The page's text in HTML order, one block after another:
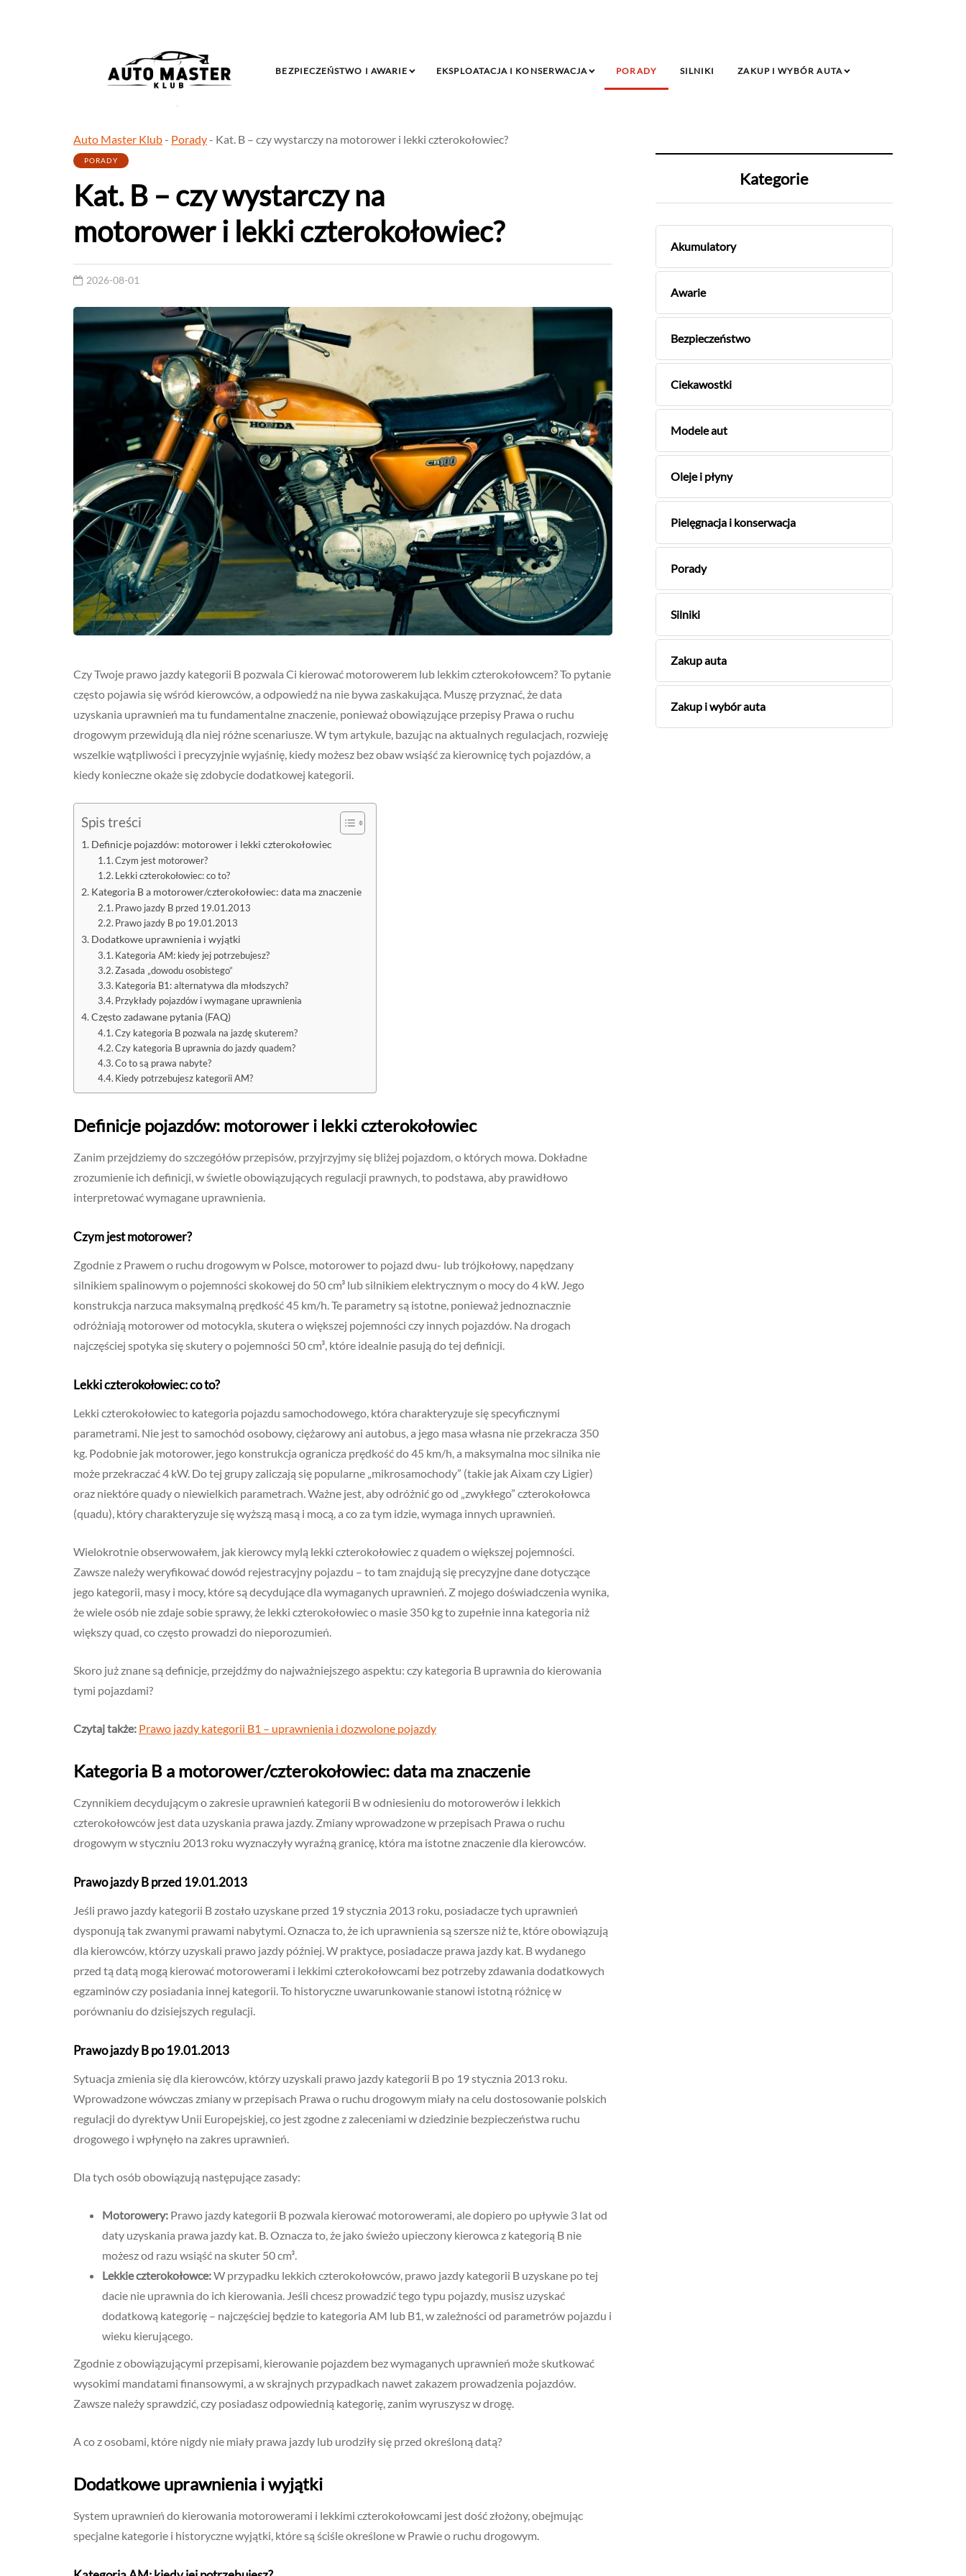
BEZPIECZEŃSTWO I AWARIE EKSPLOATACJA I KONSERWACJA PORADY SILNIKI ZAKUP I WYBÓR AUTA
Auto Master Klub- Porady- Kat. B – czy wystarczy na motorower i lekki czterokołowiec?
PORADY
Kat. B – czy wystarczy na
motorower i lekki czterokołowiec?
2026-08-01
Czy Twoje prawo jazdy kategorii B pozwala Ci kierować motorowerem lub lekkim czterokołowcem? To pytanie
często pojawia się wśród kierowców, a odpowiedź na nie bywa zaskakująca. Muszę przyznać, że data
uzyskania uprawnień ma tu fundamentalne znaczenie, ponieważ obowiązujące przepisy Prawa o ruchu
drogowym przewidują dla niej różne scenariusze. W tym artykule, bazując na aktualnych regulacjach, rozwieję
wszelkie wątpliwości i precyzyjnie wyjaśnię, kiedy możesz bez obaw wsiąść za kierownicę tych pojazdów, a
kiedy konieczne okaże się zdobycie dodatkowej kategorii.
Spis treści
Definicje pojazdów: motorower i lekki czterokołowiec
Czym jest motorower?
Lekki czterokołowiec: co to?
Kategoria B a motorower/czterokołowiec: data ma znaczenie
Prawo jazdy B przed 19.01.2013
Prawo jazdy B po 19.01.2013
Dodatkowe uprawnienia i wyjątki
Kategoria AM: kiedy jej potrzebujesz?
Zasada „dowodu osobistego”
Kategoria B1: alternatywa dla młodszych?
Przykłady pojazdów i wymagane uprawnienia
Często zadawane pytania (FAQ)
Czy kategoria B pozwala na jazdę skuterem?
Czy kategoria B uprawnia do jazdy quadem?
Co to są prawa nabyte?
Kiedy potrzebujesz kategorii AM?
Definicje pojazdów: motorower i lekki czterokołowiec
Zanim przejdziemy do szczegółów przepisów, przyjrzyjmy się bliżej pojazdom, o których mowa. Dokładne
zrozumienie ich definicji, w świetle obowiązujących regulacji prawnych, to podstawa, aby prawidłowo
interpretować wymagane uprawnienia.
Czym jest motorower?
Zgodnie z Prawem o ruchu drogowym w Polsce, motorower to pojazd dwu- lub trójkołowy, napędzany
silnikiem spalinowym o pojemności skokowej do 50 cm³ lub silnikiem elektrycznym o mocy do 4 kW. Jego
konstrukcja narzuca maksymalną prędkość 45 km/h. Te parametry są istotne, ponieważ jednoznacznie
odróżniają motorower od motocykla, skutera o większej pojemności czy innych pojazdów. Na drogach
najczęściej spotyka się skutery o pojemności 50 cm³, które idealnie pasują do tej definicji.
Lekki czterokołowiec: co to?
Lekki czterokołowiec to kategoria pojazdu samochodowego, która charakteryzuje się specyficznymi
parametrami. Nie jest to samochód osobowy, ciężarowy ani autobus, a jego masa własna nie przekracza 350
kg. Podobnie jak motorower, jego konstrukcja ogranicza prędkość do 45 km/h, a maksymalna moc silnika nie
może przekraczać 4 kW. Do tej grupy zaliczają się popularne „mikrosamochody” (takie jak Aixam czy Ligier)
oraz niektóre quady o niewielkich parametrach. Ważne jest, aby odróżnić go od „zwykłego” czterokołowca
(quadu), który charakteryzuje się wyższą masą i mocą, a co za tym idzie, wymaga innych uprawnień.
Wielokrotnie obserwowałem, jak kierowcy mylą lekki czterokołowiec z quadem o większej pojemności.
Zawsze należy weryfikować dowód rejestracyjny pojazdu – to tam znajdują się precyzyjne dane dotyczące
jego kategorii, masy i mocy, które są decydujące dla wymaganych uprawnień. Z mojego doświadczenia wynika,
że wiele osób nie zdaje sobie sprawy, że lekki czterokołowiec o masie 350 kg to zupełnie inna kategoria niż
większy quad, co często prowadzi do nieporozumień.
Skoro już znane są definicje, przejdźmy do najważniejszego aspektu: czy kategoria B uprawnia do kierowania
tymi pojazdami?
Czytaj także: Prawo jazdy kategorii B1 – uprawnienia i dozwolone pojazdy
Kategoria B a motorower/czterokołowiec: data ma znaczenie
Czynnikiem decydującym o zakresie uprawnień kategorii B w odniesieniu do motorowerów i lekkich
czterokołowców jest data uzyskania prawa jazdy. Zmiany wprowadzone w przepisach Prawa o ruchu
drogowym w styczniu 2013 roku wyznaczyły wyraźną granicę, która ma istotne znaczenie dla kierowców.
Prawo jazdy B przed 19.01.2013
Jeśli prawo jazdy kategorii B zostało uzyskane przed 19 stycznia 2013 roku, posiadacze tych uprawnień
dysponują tak zwanymi prawami nabytymi. Oznacza to, że ich uprawnienia są szersze niż te, które obowiązują
dla kierowców, którzy uzyskali prawo jazdy później. W praktyce, posiadacze prawa jazdy kat. B wydanego
przed tą datą mogą kierować motorowerami i lekkimi czterokołowcami bez potrzeby zdawania dodatkowych
egzaminów czy posiadania innej kategorii. To historyczne uwarunkowanie stanowi istotną różnicę w
porównaniu do dzisiejszych regulacji.
Prawo jazdy B po 19.01.2013
Sytuacja zmienia się dla kierowców, którzy uzyskali prawo jazdy kategorii B po 19 stycznia 2013 roku.
Wprowadzone wówczas zmiany w przepisach Prawa o ruchu drogowym miały na celu dostosowanie polskich
regulacji do dyrektyw Unii Europejskiej, co jest zgodne z zaleceniami w dziedzinie bezpieczeństwa ruchu
drogowego i wpłynęło na zakres uprawnień.
Dla tych osób obowiązują następujące zasady:
Motorowery: Prawo jazdy kategorii B pozwala kierować motorowerami, ale dopiero po upływie 3 lat od
daty uzyskania prawa jazdy kat. B. Oznacza to, że jako świeżo upieczony kierowca z kategorią B nie
możesz od razu wsiąść na skuter 50 cm³.
Lekkie czterokołowce:W przypadku lekkich czterokołowców, prawo jazdy kategorii B uzyskane po tej
dacie nie uprawnia do ich kierowania. Jeśli chcesz prowadzić tego typu pojazdy, musisz uzyskać
dodatkową kategorię – najczęściej będzie to kategoria AM lub B1, w zależności od parametrów pojazdu i
wieku kierującego.
Zgodnie z obowiązującymi przepisami, kierowanie pojazdem bez wymaganych uprawnień może skutkować
wysokimi mandatami finansowymi, a w skrajnych przypadkach nawet zakazem prowadzenia pojazdów.
Zawsze należy sprawdzić, czy posiadasz odpowiednią kategorię, zanim wyruszysz w drogę.
A co z osobami, które nigdy nie miały prawa jazdy lub urodziły się przed określoną datą?
Dodatkowe uprawnienia i wyjątki
System uprawnień do kierowania motorowerami i lekkimi czterokołowcami jest dość złożony, obejmując
specjalne kategorie i historyczne wyjątki, które są ściśle określone w Prawie o ruchu drogowym.
Kategorie
Akumulatory
Awarie
Bezpieczeństwo
Ciekawostki
Modele aut
Oleje i płyny
Pielęgnacja i konserwacja
Porady
Silniki
Zakup auta
Zakup i wybór auta